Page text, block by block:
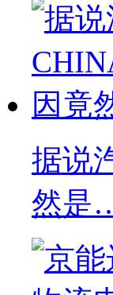
据说
然是